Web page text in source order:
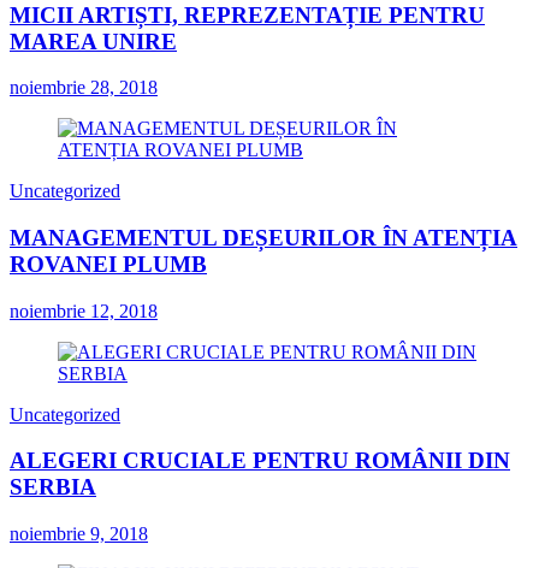
MICII ARTIȘTI, REPREZENTAȚIE PENTRU
MAREA UNIRE
noiembrie 28, 2018
Uncategorized
MANAGEMENTUL DEȘEURILOR ÎN ATENȚIA
ROVANEI PLUMB
noiembrie 12, 2018
Uncategorized
ALEGERI CRUCIALE PENTRU ROMÂNII DIN
SERBIA
noiembrie 9, 2018